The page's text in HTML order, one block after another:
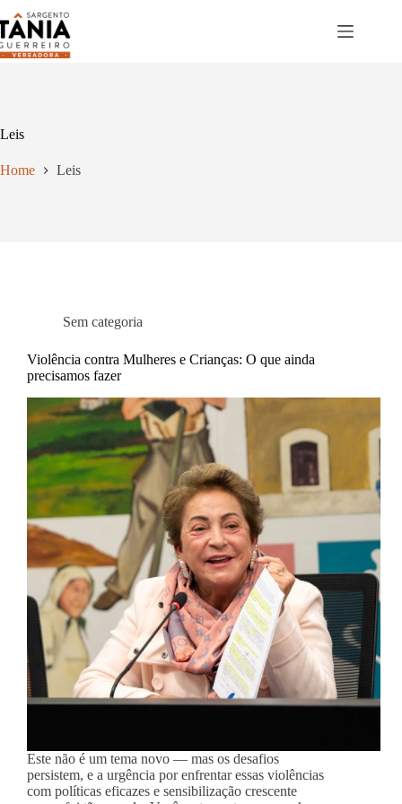
para
o
conteúdo
Leis
Home Leis
Sem categoria
Violência contra Mulheres e Crianças: O que ainda
precisamos fazer
Este não é um tema novo — mas os desafios
persistem, e a urgência por enfrentar essas violências
com políticas eficazes e sensibilização crescente